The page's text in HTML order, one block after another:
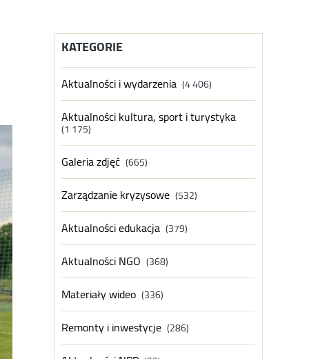
KATEGORIE
Aktualności i wydarzenia (4 406)
Aktualności kultura, sport i turystyka
(1 175)
Galeria zdjęć (665)
Zarządzanie kryzysowe (532)
Aktualności edukacja (379)
Aktualności NGO (368)
Materiały wideo (336)
Remonty i inwestycje (286)